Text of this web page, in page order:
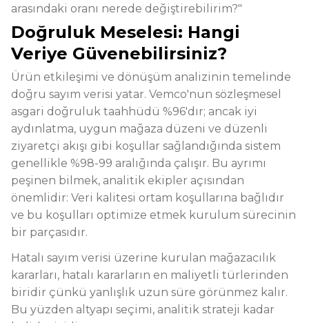
arasındaki oranı nerede değiştirebilirim?"
Doğruluk Meselesi: Hangi
Veriye Güvenebilirsiniz?
Ürün etkileşimi ve dönüşüm analizinin temelinde
doğru sayım verisi yatar. Vemco'nun sözleşmesel
asgari doğruluk taahhüdü %96'dır; ancak iyi
aydınlatma, uygun mağaza düzeni ve düzenli
ziyaretçi akışı gibi koşullar sağlandığında sistem
genellikle %98-99 aralığında çalışır. Bu ayrımı
peşinen bilmek, analitik ekipler açısından
önemlidir: Veri kalitesi ortam koşullarına bağlıdır
ve bu koşulları optimize etmek kurulum sürecinin
bir parçasıdır.
Hatalı sayım verisi üzerine kurulan mağazacılık
kararları, hatalı kararların en maliyetli türlerinden
biridir çünkü yanlışlık uzun süre görünmez kalır.
Bu yüzden altyapı seçimi, analitik strateji kadar